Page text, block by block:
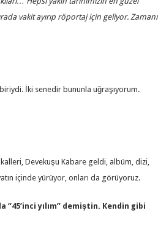
vakit ayırıp röportaj için geliyor. Zamanı
İki senedir bununla uğraşıyorum.
Devekuşu Kabare geldi, albüm, dizi,
içinde yürüyor, onları da görüyoruz.
yılım” demiştin. Kendin gibi